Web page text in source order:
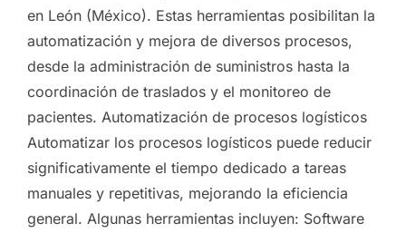
en León (México). Estas herramientas posibilitan la
automatización y mejora de diversos procesos,
desde la administración de suministros hasta la
coordinación de traslados y el monitoreo de
pacientes. Automatización de procesos logísticos
Automatizar los procesos logísticos puede reducir
significativamente el tiempo dedicado a tareas
manuales y repetitivas, mejorando la eficiencia
general. Algunas herramientas incluyen: Software